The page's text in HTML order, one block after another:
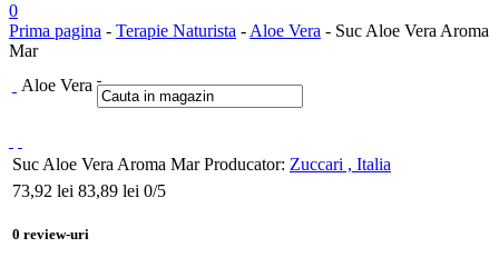
0
Prima pagina - Terapie Naturista - Aloe Vera - Suc Aloe Vera Aroma
Mar
Aloe Vera
Suc Aloe Vera Aroma Mar Producator: Zuccari , Italia
73,92 lei 83,89 lei 0/5
0 review-uri